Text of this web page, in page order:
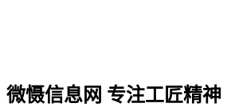
微慑信息网 专注工匠精神